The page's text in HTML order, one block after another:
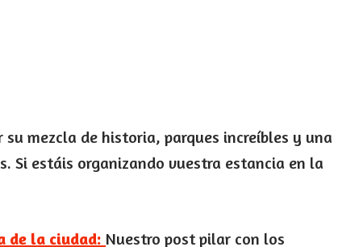
mezcla de historia, parques increíbles y una
Si estáis organizando vuestra estancia en la
de la ciudad: Nuestro post pilar con los